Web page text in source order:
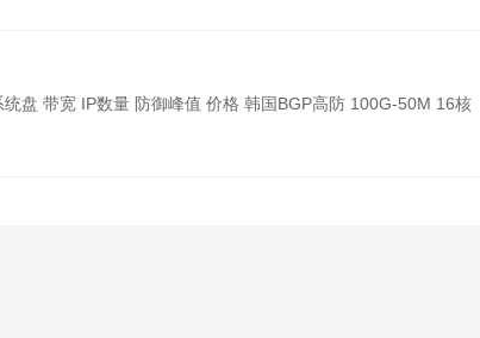
盘 带宽 IP数量 防御峰值 价格 韩国BGP高防 100G-50M 16核